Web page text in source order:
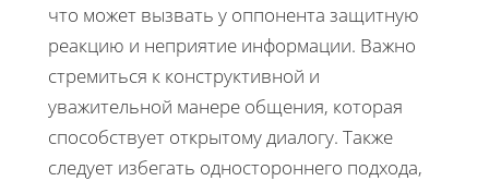
что может вызвать у оппонента защитную
реакцию и неприятие информации. Важно
стремиться к конструктивной и
уважительной манере общения, которая
способствует открытому диалогу. Также
следует избегать одностороннего подхода,